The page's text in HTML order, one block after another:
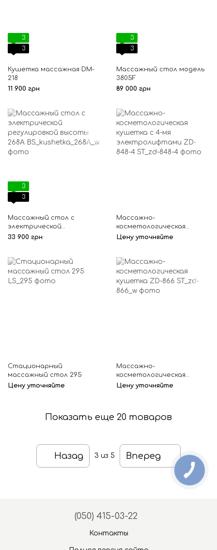
3
3
Кушетка массажная DM-
218
11 900 грн
3
3
Массажный стол модель
3805F
89 000 грн
3
3
Массажный стол с
электрической
регулировкой высоты
33 900 грн
Массажно-
косметологическая
кушетка с 4-мя
Цену уточняйте
Cтационарный
массажный стол 295
Цену уточняйте
Массажно-
косметологическая
кушетка ZD-866
Цену уточняйте
Показать еще 20 товаров
Назад 3 из 5 Вперед
(050) 415-03-22
Контакты